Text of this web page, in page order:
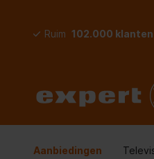
Ruim 102.000 klanten
Aanbiedingen